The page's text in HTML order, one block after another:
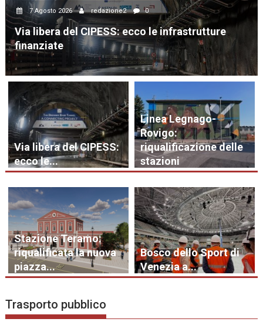
7 Agosto 2026 redazione2 0
Via libera del CIPESS: ecco le infrastrutture
finanziate
Via libera del CIPESS:
ecco le...
Linea Legnago-
Rovigo:
riqualificazione delle
stazioni
Stazione Teramo:
riqualificata la nuova
piazza...
Bosco dello Sport di
Venezia a...
Trasporto pubblico